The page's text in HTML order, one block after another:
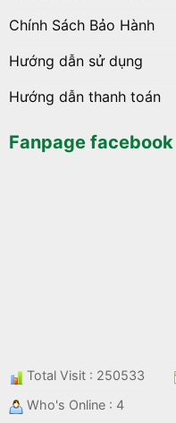
Chính Sách Bảo Hành
Hướng dẫn sử dụng
Hướng dẫn thanh toán
Fanpage facebook
Total Visit : 250533
Who's Online : 4